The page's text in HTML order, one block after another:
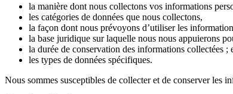
la manière dont nous collectons vos informations
les catégories de données que nous collectons,
la façon dont nous prévoyons d’utiliser les
la base juridique sur laquelle nous nous appuierons
la durée de conservation des informations collectées ;
les types de données spécifiques.
Nous sommes susceptibles de collecter et de conserver les